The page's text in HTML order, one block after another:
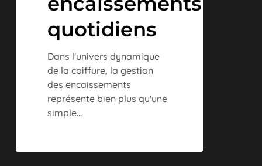
quotidiens
Dans l'univers dynamique
de la coiffure, la gestion
des encaissements
représente bien plus qu'une
simple…